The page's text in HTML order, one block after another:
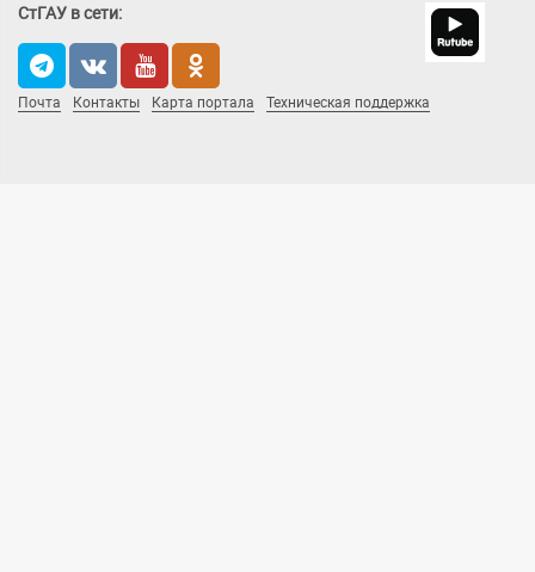
СтГАУ в сети:
Почта Контакты Карта портала Техническая поддержка